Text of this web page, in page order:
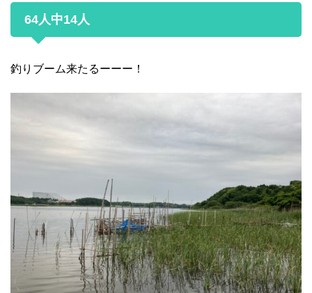
64人中14人
釣りブーム来たるーーー！